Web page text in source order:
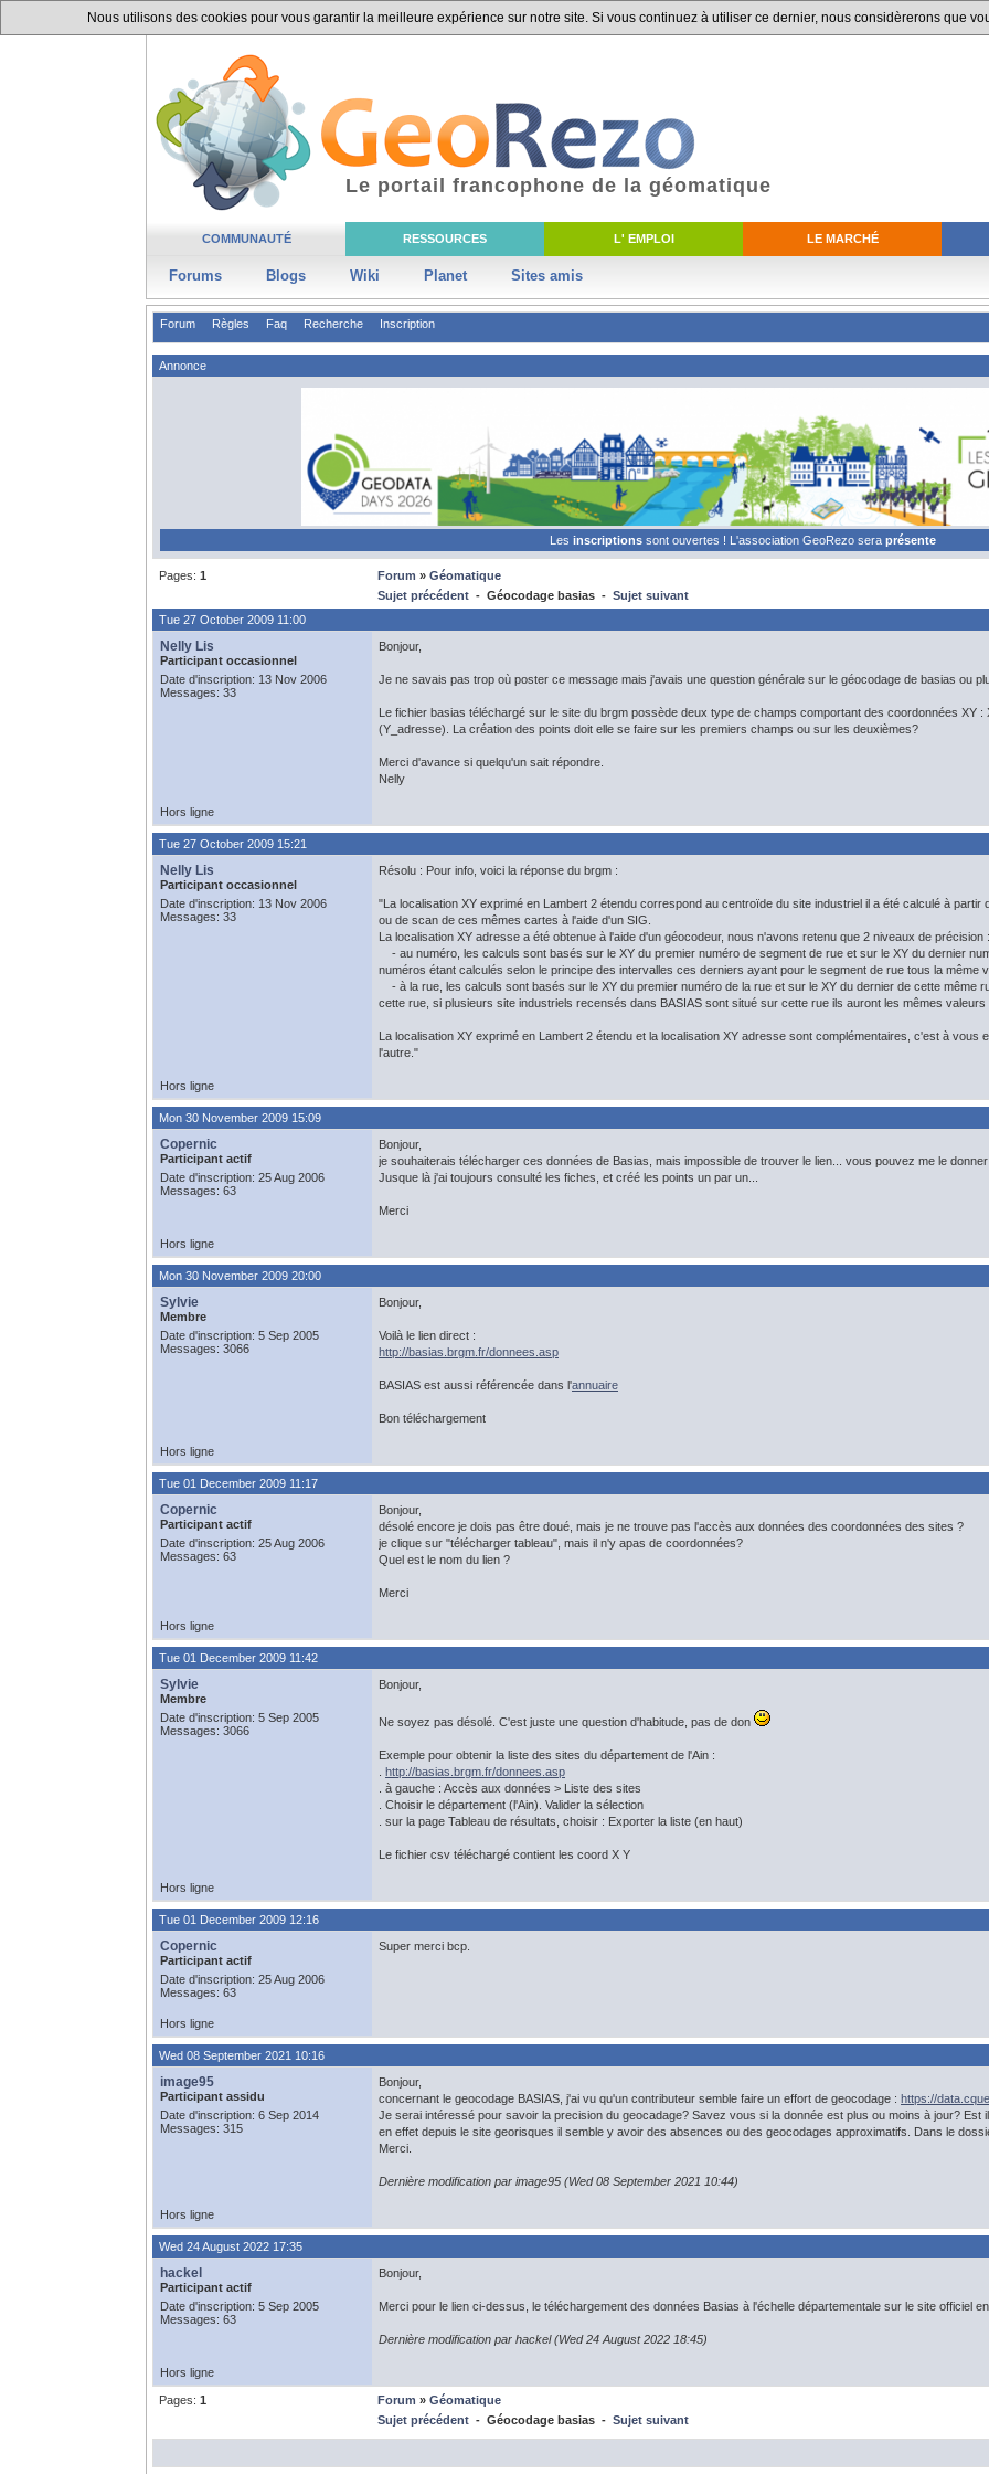
Nous utilisons des cookies pour vous garantir la meilleure expérience sur notre site. Si vous continuez à utiliser ce dernier, nous considèrerons que
COMMUNAUTÉ RESSOURCES L' EMPLOI LE MARCHÉ
Forums Blogs Wiki Planet Sites amis
Le portail francophone de la géomatique
Forum Règles Faq Recherche Inscription
Annonce
Les inscriptions sont ouvertes ! L'association GeoRezo sera présente
Pages: 1 Forum » Géomatique
Sujet précédent - Géocodage basias - Sujet suivant
Tue 27 October 2009 11:00
Nelly Lis
Participant occasionnel
Date d'inscription: 13 Nov 2006
Messages: 33
Bonjour,
Je ne savais pas trop où poster ce message mais j'avais une question générale sur le géocodage de basias ou
Le fichier basias téléchargé sur le site du brgm possède deux type de champs comportant des coordonnées XY
(Y_adresse). La création des points doit elle se faire sur les premiers champs ou sur les deuxièmes?
Merci d'avance si quelqu'un sait répondre.
Nelly
Hors ligne
Tue 27 October 2009 15:21
Nelly Lis
Participant occasionnel
Date d'inscription: 13 Nov 2006
Messages: 33
Résolu : Pour info, voici la réponse du brgm :
"La localisation XY exprimé en Lambert 2 étendu correspond au centroïde du site industriel il a été calculé à
ou de scan de ces mêmes cartes à l'aide d'un SIG.
La localisation XY adresse a été obtenue à l'aide d'un géocodeur, nous n'avons retenu que 2 niveaux de précision :
- au numéro, les calculs sont basés sur le XY du premier numéro de segment de rue et sur le XY du dernier
numéros étant calculés selon le principe des intervalles ces derniers ayant pour le segment de rue tous la même
- à la rue, les calculs sont basés sur le XY du premier numéro de la rue et sur le XY du dernier de cette même
cette rue, si plusieurs site industriels recensés dans BASIAS sont situé sur cette rue ils auront les mêmes
La localisation XY exprimé en Lambert 2 étendu et la localisation XY adresse sont complémentaires, c'est à vous
l'autre."
Hors ligne
Mon 30 November 2009 15:09
Copernic
Participant actif
Date d'inscription: 25 Aug 2006
Messages: 63
Bonjour,
je souhaiterais télécharger ces données de Basias, mais impossible de trouver le lien... vous pouvez me le donner
Jusque là j'ai toujours consulté les fiches, et créé les points un par un...
Merci
Hors ligne
Mon 30 November 2009 20:00
Sylvie
Membre
Date d'inscription: 5 Sep 2005
Messages: 3066
Bonjour,
Voilà le lien direct :
http://basias.brgm.fr/donnees.asp
BASIAS est aussi référencée dans l'annuaire
Bon téléchargement
Hors ligne
Tue 01 December 2009 11:17
Copernic
Participant actif
Date d'inscription: 25 Aug 2006
Messages: 63
Bonjour,
désolé encore je dois pas être doué, mais je ne trouve pas l'accès aux données des coordonnées des sites ?
je clique sur "télécharger tableau", mais il n'y apas de coordonnées?
Quel est le nom du lien ?
Merci
Hors ligne
Tue 01 December 2009 11:42
Sylvie
Membre
Date d'inscription: 5 Sep 2005
Messages: 3066
Bonjour,
Ne soyez pas désolé. C'est juste une question d'habitude, pas de don
Exemple pour obtenir la liste des sites du département de l'Ain :
http://basias.brgm.fr/donnees.asp
. à gauche : Accès aux données > Liste des sites
. Choisir le département (l'Ain). Valider la sélection
. sur la page Tableau de résultats, choisir : Exporter la liste (en haut)
Le fichier csv téléchargé contient les coord X Y
Hors ligne
Tue 01 December 2009 12:16
Copernic
Participant actif
Date d'inscription: 25 Aug 2006
Messages: 63
Super merci bcp.
Hors ligne
Wed 08 September 2021 10:16
image95
Participant assidu
Date d'inscription: 6 Sep 2014
Messages: 315
Bonjour,
concernant le geocodage BASIAS, j'ai vu qu'un contributeur semble faire un effort de geocodage : https://
Je serai intéressé pour savoir la precision du geocadage? Savez vous si la donnée est plus ou moins à jour? Est
en effet depuis le site georisques il semble y avoir des absences ou des geocodages approximatifs. Dans le
Merci.
Dernière modification par image95 (Wed 08 September 2021 10:44)
Hors ligne
Wed 24 August 2022 17:35
hackel
Participant actif
Date d'inscription: 5 Sep 2005
Messages: 63
Bonjour,
Merci pour le lien ci-dessus, le téléchargement des données Basias à l'échelle départementale sur le site officiel
Dernière modification par hackel (Wed 24 August 2022 18:45)
Hors ligne
Pages: 1 Forum » Géomatique
Sujet précédent - Géocodage basias - Sujet suivant